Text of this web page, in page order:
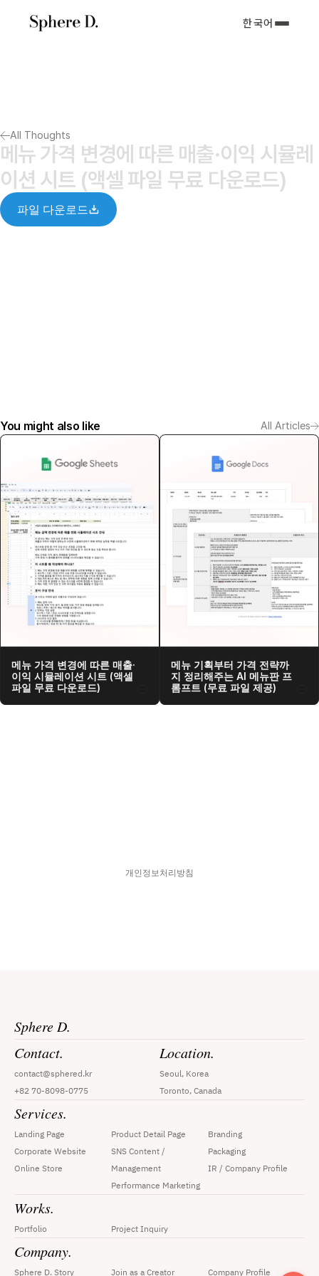
한국어
Notify me
All Thoughts
메뉴 가격 변경에 따른 매출·이익 시뮬레
이션 시트 (액셀 파일 무료 다운로드)
파일 다운로드
You might also like All Articles
메뉴 가격 변경에 따른 매출·
이익 시뮬레이션 시트 (액셀
파일 무료 다운로드)
메뉴 기획부터 가격 전략까
지 정리해주는 AI 메뉴판 프
롬프트 (무료 파일 제공)
개인정보처리방침
Sphere D.
Contact.
contact@sphered.kr
+82 70-8098-0775
Location.
Seoul, Korea
Toronto, Canada
Services.
Branding
Packaging
IR / Company Profile
Landing Page
Corporate Website
Online Store
Product Detail Page
SNS Content /
Management
Performance Marketing
Works.
Portfolio Project Inquiry
Company.
Sphere D. Story Join as a Creator Company Profile